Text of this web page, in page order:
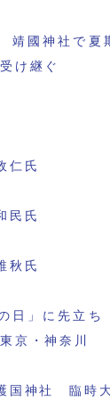
靖國神社で夏
け継ぐ
仁氏
民氏
秋氏
の日」に先立
京・神奈川
国神社 臨時